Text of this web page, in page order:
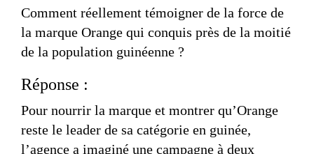
Comment réellement témoigner de la force de
la marque Orange qui conquis près de la moitié
de la population guinéenne ?
Réponse :
Pour nourrir la marque et montrer qu’Orange
reste le leader de sa catégorie en guinée,
l’agence a imaginé une campagne à deux